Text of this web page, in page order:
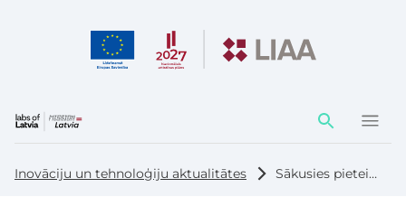
Darbības
elementi
Inovāciju un tehnoloģiju aktualitātes Sākusies pieteikumu pieņemšana 2019. gada veiksmīgāko investoru apbalvošanai